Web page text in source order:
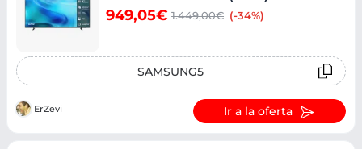
949,05€ 1.449,00€ (-34%)
SAMSUNG5
ErZevi Ir a la oferta